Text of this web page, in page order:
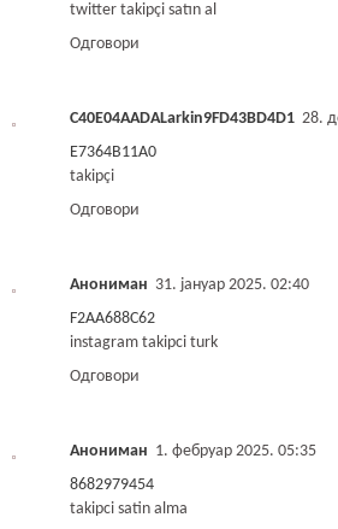
twitter takipçi satın al
Одговори
C40E04AADALarkin9FD43BD4D1 28.
E7364B11A0
takipçi
Одговори
Анониман 31. јануар 2025. 02:40
F2AA688C62
instagram takipci turk
Одговори
Анониман 1. фебруар 2025. 05:35
8682979454
takipci satin alma